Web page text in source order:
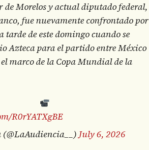
de Morelos y actual diputado federal,
fue nuevamente confrontado por
tarde de este domingo cuando se
Azteca para el partido entre México
marco de la Copa Mundial de la
R0rYATXgBE
July 6, 2026